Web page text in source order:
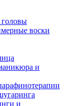
головы
воски
и
и